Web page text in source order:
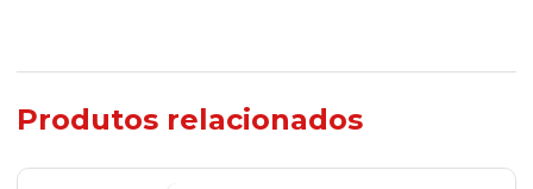
Produtos relacionados